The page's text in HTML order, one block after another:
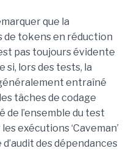
que la
de tokens en réduction
pas toujours évidente
si, lors des tests, la
généralement entraîné
tâches de codage
de l’ensemble du test
exécutions ‘Caveman’
des dépendances